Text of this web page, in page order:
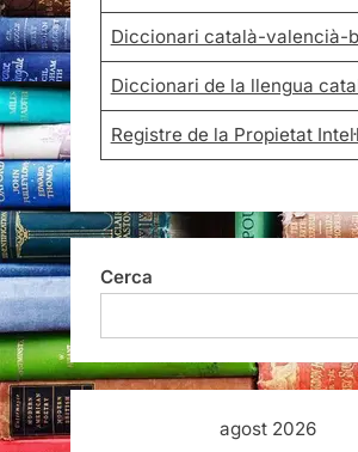
Diccionari català-valencià-
Diccionari de la llengua
Registre de la Propietat
Cerca
agost 2026